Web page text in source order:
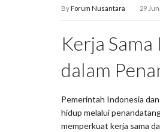
ByForum Nusantara 29
Kerja
dalam
Pemerintah Indonesia
hidup melalui
memperkuat kerja sama